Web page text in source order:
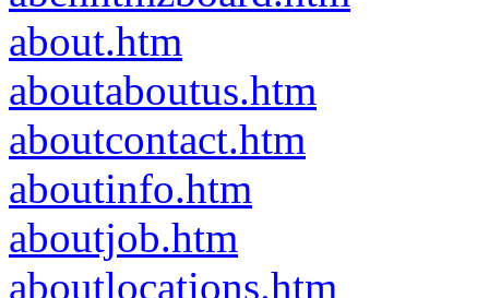
about.htm
aboutaboutus.htm
aboutcontact.htm
aboutinfo.htm
aboutjob.htm
aboutlocations.htm